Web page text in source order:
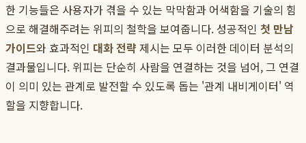
한 기능들은 사용자가 겪을 수 있는 막막함과 어색함을 기술의 힘
으로 해결해주려는 위피의 철학을 보여줍니다. 성공적인 첫 만남
가이드와 효과적인 대화 전략 제시는 모두 이러한 데이터 분석의
결과물입니다. 위피는 단순히 사람을 연결하는 것을 넘어, 그 연결
이 의미 있는 관계로 발전할 수 있도록 돕는 '관계 내비게이터' 역
할을 지향합니다.